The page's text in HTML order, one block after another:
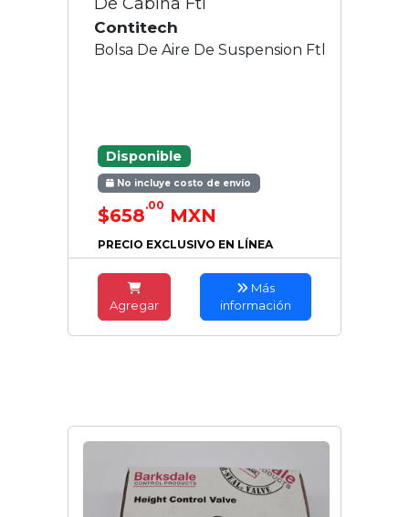
Contitech
Bolsa De Aire De Suspension Ftl
Disponible
No incluye costo de envío
$658.00 MXN
PRECIO EXCLUSIVO EN LÍNEA
Agregar
Más
información